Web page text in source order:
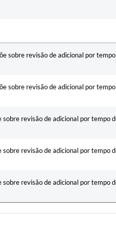
sobre revisão de adicional por
sobre revisão de adicional por
revisão de adicional por tempo
revisão de adicional por tempo
revisão de adicional por tempo